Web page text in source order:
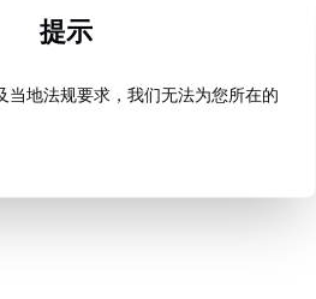
提示
当地法规要求，我们无法为您所在的